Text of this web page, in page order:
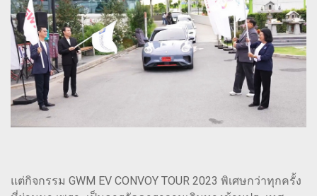
แต่กิจกรรม GWM EV CONVOY TOUR 2023 พิเศษกว่าทุกครั้ง